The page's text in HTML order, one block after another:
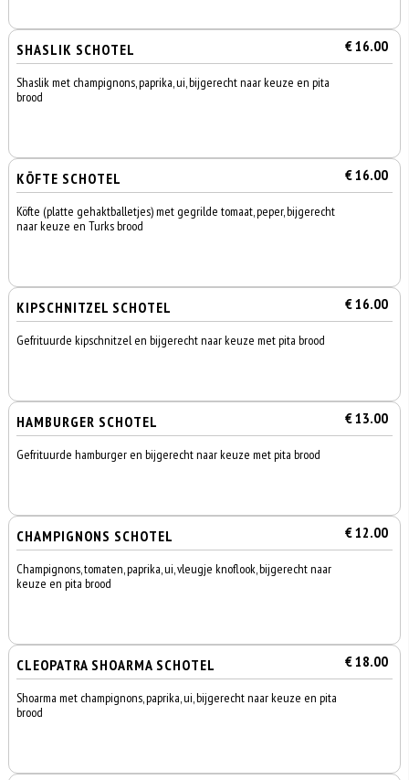
SHASLIK SCHOTEL € 16.00
Shaslik met champignons, paprika, ui, bijgerecht naar keuze en pita
brood
KÖFTE SCHOTEL € 16.00
Köfte (platte gehaktballetjes) met gegrilde tomaat, peper, bijgerecht
naar keuze en Turks brood
KIPSCHNITZEL SCHOTEL € 16.00
Gefrituurde kipschnitzel en bijgerecht naar keuze met pita brood
HAMBURGER SCHOTEL € 13.00
Gefrituurde hamburger en bijgerecht naar keuze met pita brood
CHAMPIGNONS SCHOTEL € 12.00
Champignons, tomaten, paprika, ui, vleugje knoflook, bijgerecht naar
keuze en pita brood
CLEOPATRA SHOARMA SCHOTEL € 18.00
Shoarma met champignons, paprika, ui, bijgerecht naar keuze en pita
brood